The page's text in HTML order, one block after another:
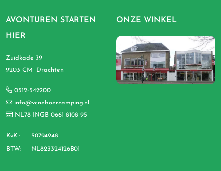
AVONTUREN STARTEN
HIER
Zuidkade 39
9203 CM Drachten
0512-542200
info@veneboercamping.nl
NL78 INGB 0661 8108 95
KvK.: 50794248
BTW: NL823324126B01
ONZE WINKEL